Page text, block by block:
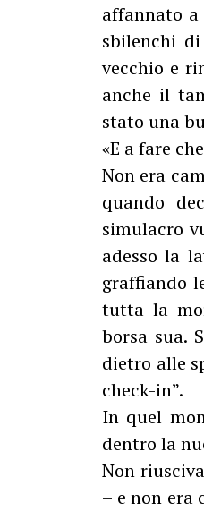
affannato
sbilenchi
vecchio e
anche il
stato una
«E a fare
Non era
quando
simulacro
adesso la
graffiando
tutta la
borsa sua.
dietro alle
check-in”.
In quel
dentro la
Non
– e non era